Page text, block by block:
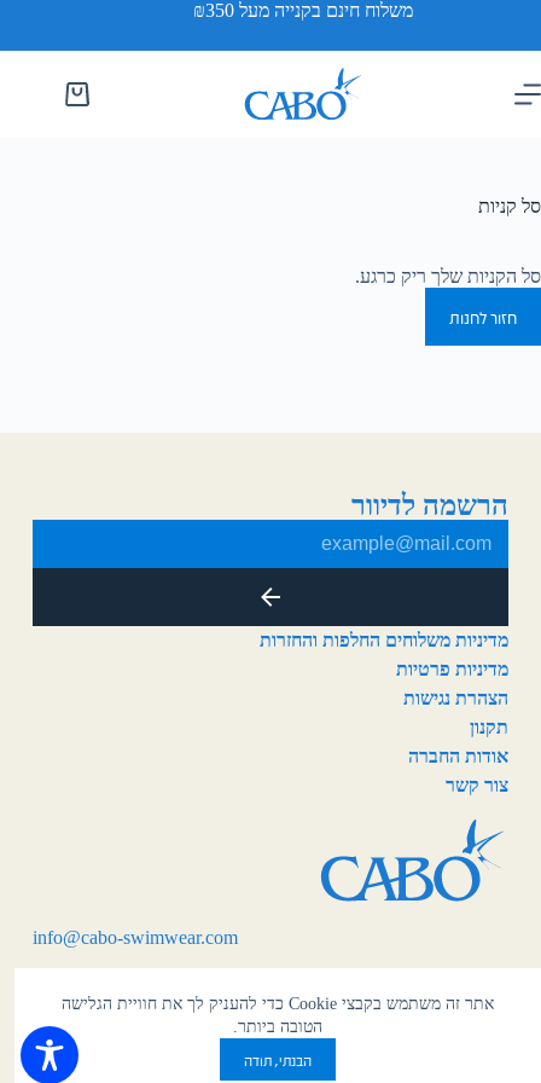
אתר זה משתמש בקבצי Cookie כדי להעניק לך את חוויית הגלישה
הטובה ביותר.
הבנתי, תודה
משלוח חינם בקנייה מעל ₪350
סל קניות
סל הקניות שלך ריק כרגע.
חזור לחנות
info@cabo-swimwear.com
מדיניות משלוחים החלפות והחזרות
מדיניות פרטיות
הצהרת נגישות
תקנון
אודות החברה
צור קשר
הרשמה לדיוור
כל הזכויות שמורות לקאבו ישראל